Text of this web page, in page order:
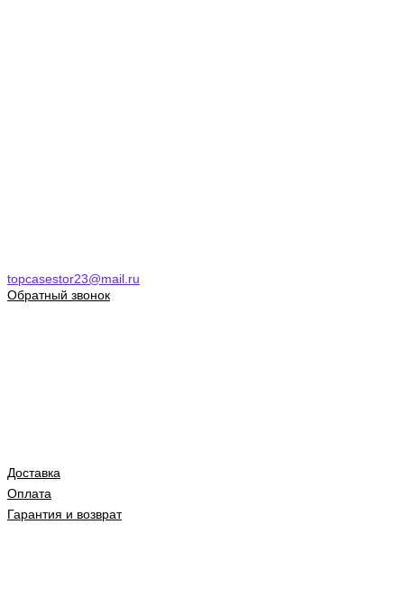
topcasestor23@mail.ru
Обратный звонок
Доставка
Оплата
Гарантия и возврат